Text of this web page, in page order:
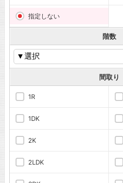
指定しない
階数
間取り
1R
1DK
2K
2LDK